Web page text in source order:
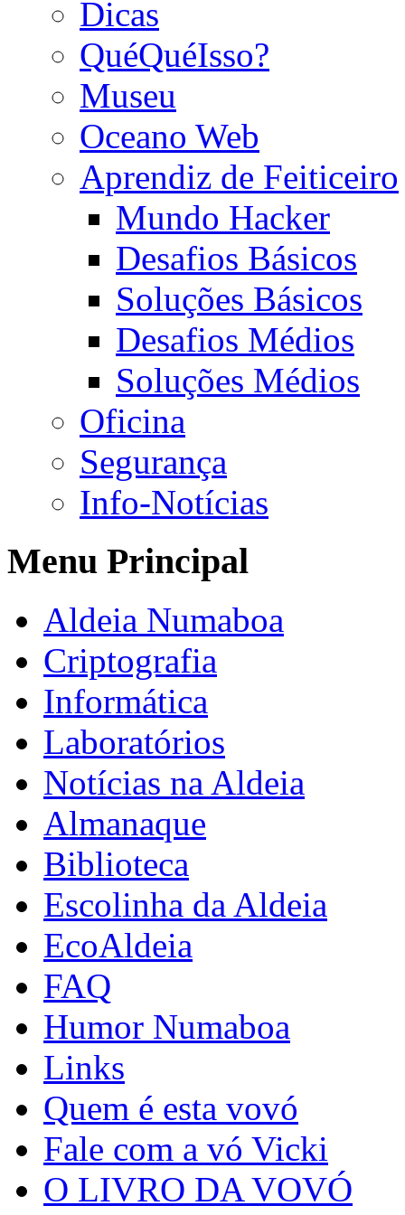
Dicas
QuéQuéIsso?
Museu
Oceano Web
Aprendiz de Feiticeiro
Mundo Hacker
Desafios Básicos
Soluções Básicos
Desafios Médios
Soluções Médios
Oficina
Segurança
Info-Notícias
Menu Principal
Aldeia Numaboa
Criptografia
Informática
Laboratórios
Notícias na Aldeia
Almanaque
Biblioteca
Escolinha da Aldeia
EcoAldeia
FAQ
Humor Numaboa
Links
Quem é esta vovó
Fale com a vó Vicki
O LIVRO DA VOVÓ